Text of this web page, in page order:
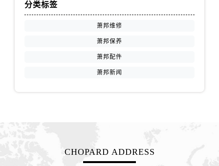
江苏省盐城市盐都区世纪大道5号盐城金融城写字楼1号楼16层1604室萧邦售后服务中心（需提前预约）
分类标签
萧邦维修
萧邦保养
萧邦配件
萧邦新闻
CHOPARD ADDRESS